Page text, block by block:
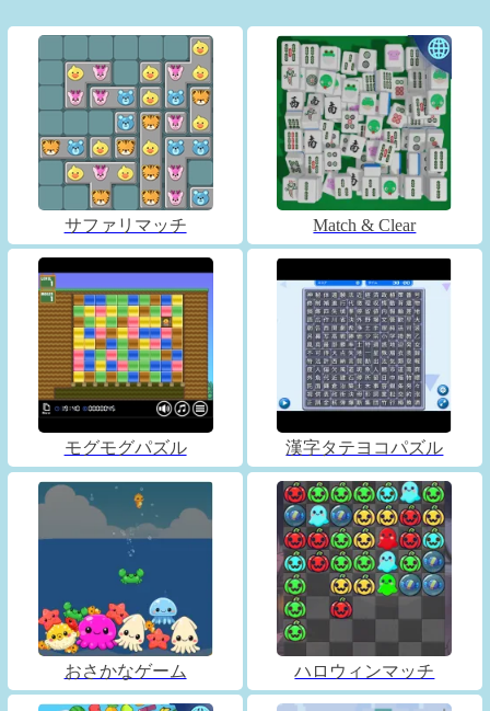
サファリマッチ Match & Clear
モグモグパズル 漢字タテヨコパズル
おさかなゲーム ハロウィンマッチ